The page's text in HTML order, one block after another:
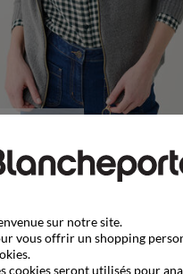
coloris
36 38/40 42/44 46/48 50
zippé, maille moelleuse
sur notre site.
vous offrir un shopping
cookies seront utilisés pour